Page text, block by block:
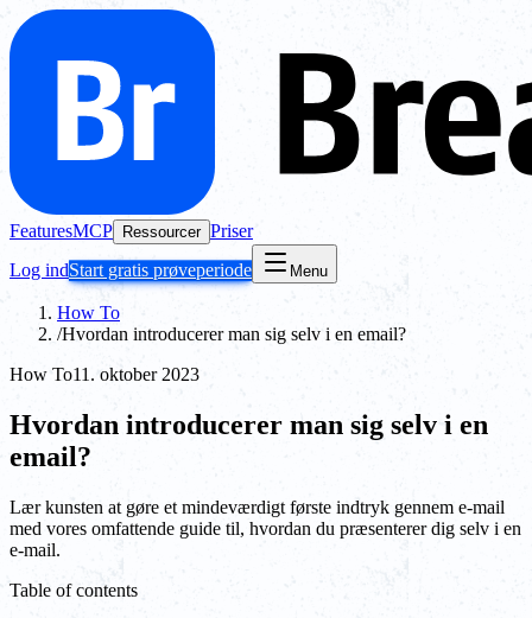
FeaturesMCP Ressourcer Priser
Log indStart gratis prøveperiode Menu
How To
/Hvordan introducerer man sig selv i en email?
How To11. oktober 2023
Hvordan introducerer man sig selv i en
email?
Lær kunsten at gøre et mindeværdigt første indtryk gennem e-mail
med vores omfattende guide til, hvordan du præsenterer dig selv i en
e-mail.
Table of contents